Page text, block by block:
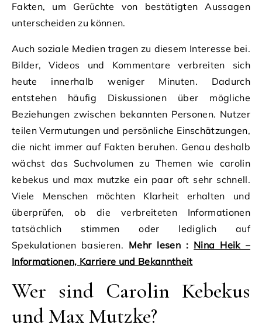
Fakten, um Gerüchte von bestätigten Aussagen
unterscheiden zu können.
Auch soziale Medien tragen zu diesem Interesse bei.
Bilder, Videos und Kommentare verbreiten sich
heute innerhalb weniger Minuten. Dadurch
entstehen häufig Diskussionen über mögliche
Beziehungen zwischen bekannten Personen. Nutzer
teilen Vermutungen und persönliche Einschätzungen,
die nicht immer auf Fakten beruhen. Genau deshalb
wächst das Suchvolumen zu Themen wie carolin
kebekus und max mutzke ein paar oft sehr schnell.
Viele Menschen möchten Klarheit erhalten und
überprüfen, ob die verbreiteten Informationen
tatsächlich stimmen oder lediglich auf
Spekulationen basieren. Mehr lesen : Nina Heik –
Informationen, Karriere und Bekanntheit
Wer sind Carolin Kebekus
und Max Mutzke?